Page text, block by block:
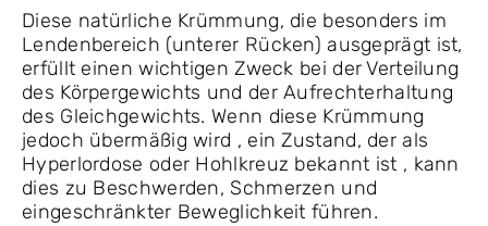
Diese natürliche Krümmung, die besonders im
Lendenbereich (unterer Rücken) ausgeprägt ist,
erfüllt einen wichtigen Zweck bei der Verteilung
des Körpergewichts und der Aufrechterhaltung
des Gleichgewichts. Wenn diese Krümmung
jedoch übermäßig wird , ein Zustand, der als
Hyperlordose oder Hohlkreuz bekannt ist , kann
dies zu Beschwerden, Schmerzen und
eingeschränkter Beweglichkeit führen.